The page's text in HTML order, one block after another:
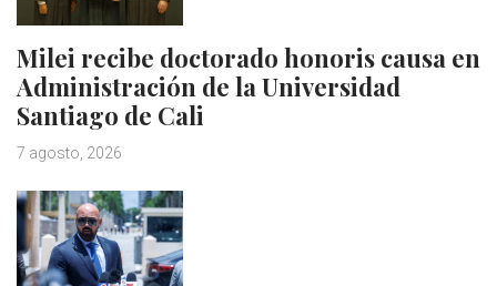
Milei recibe doctorado honoris causa en
Administración de la Universidad
Santiago de Cali
7 agosto, 2026